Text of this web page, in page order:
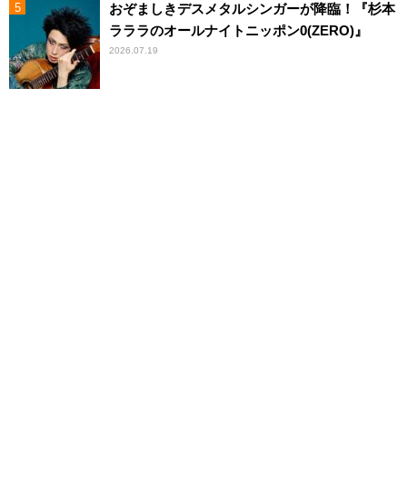
おぞましきデスメタルシンガーが降臨！『杉本
ラララのオールナイトニッポン0(ZERO)』
2026.07.19